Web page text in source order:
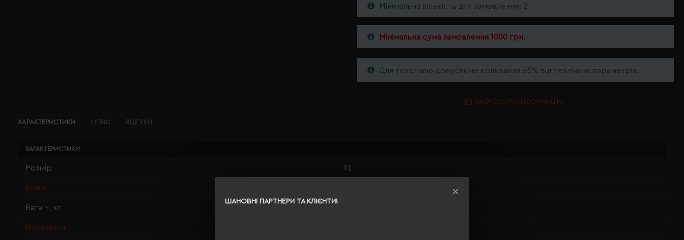
ШАНОВНІ ПАРТНЕРИ ТА КЛІЄНТИ!
Мінімальна кількість для замовлення: 2
Мінімальна сума замовлення 1000 грн.
Для текстилю допустиме коливання ±5% від технічних параметрів.
ЗАПРОСИТИ ІНФОРМАЦІЮ
ХАРАКТЕРИСТИКИ ОПИС ВІДГУКИ
ХАРАКТЕРИСТИКИ
Розмір XL
Колір
Вага ~, кг
Матеріали